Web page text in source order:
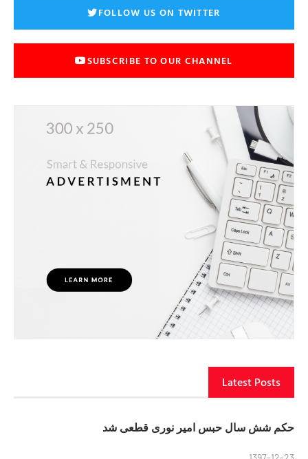
FOLLOW US ON TWITTER
SUBSCRIBE TO OUR CHANNEL
Latest Posts
حکم شش سال حبس امیر نوری قطعی شد